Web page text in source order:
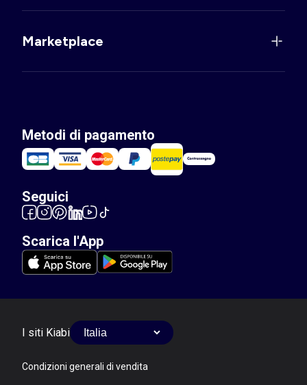
Marketplace
Metodi di pagamento
Seguici
Scarica l'App
I siti Kiabi
Condizioni generali di vendita